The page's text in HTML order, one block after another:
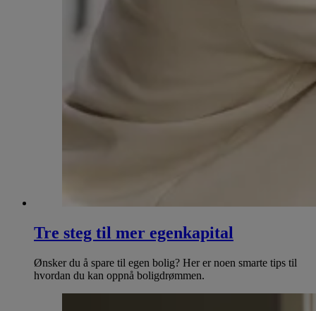
Tre steg til mer egenkapital
Ønsker du å spare til egen bolig? Her er noen smarte tips til
hvordan du kan oppnå boligdrømmen.